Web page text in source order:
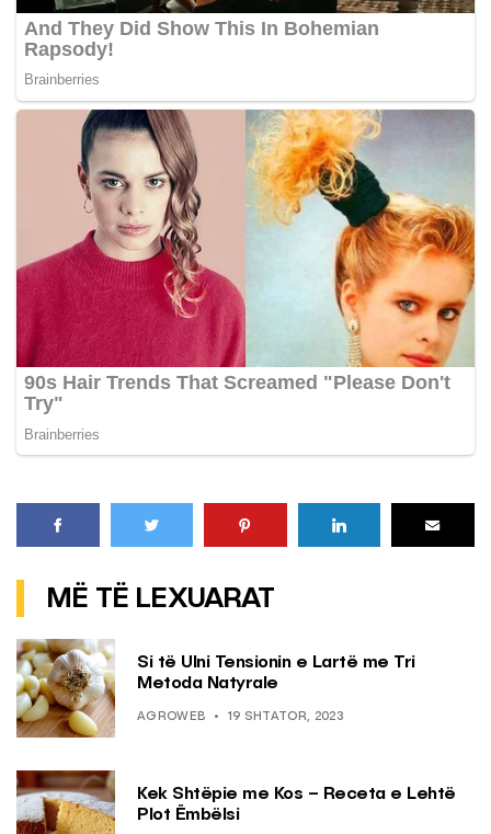
MË TË LEXUARAT
Si të Ulni Tensionin e Lartë me Tri
Metoda Natyrale
AGROWEB 19 SHTATOR, 2023
Kek Shtëpie me Kos – Receta e Lehtë
Plot Ëmbëlsi